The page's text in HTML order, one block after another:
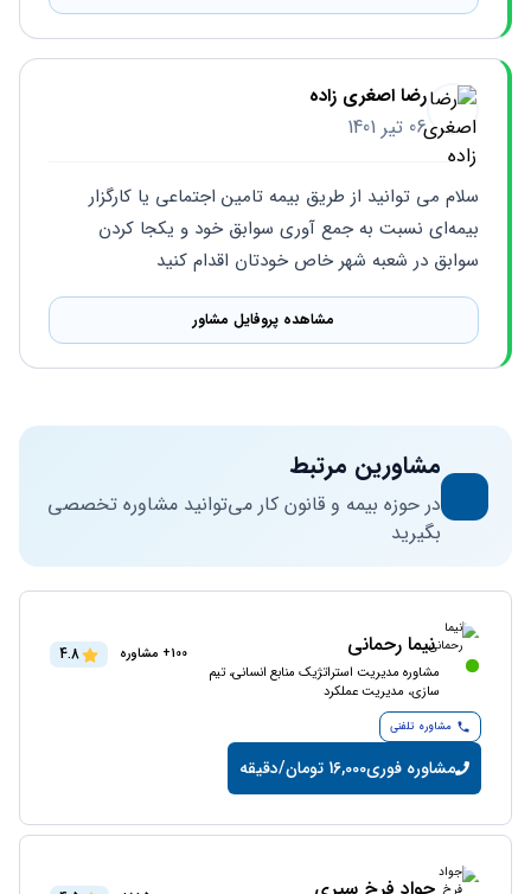
رضا اصغری زاده
06 تیر 1401
سوابق در شعبه شهر خاص خودتان اقدام کنید
مشاهده پروفایل مشاور
مشاورین مرتبط
در حوزه بیمه و قانون کار می‌توانید مشاوره تخصصی
بگیرید
نیما رحمانی
مشاوره مدیریت استراتژیک منابع انسانی، تیم
سازی، مدیریت عملکرد
100+ مشاوره 4.8
مشاوره تلفنی
مشاوره فوری16,000 تومان/دقیقه